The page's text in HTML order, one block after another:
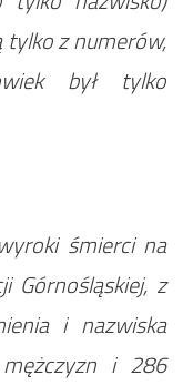
tylko z numerów,
był tylko
śmierci na
Górnośląskiej, z
i nazwiska
i 286